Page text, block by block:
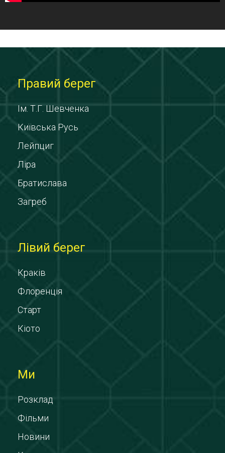
Правий берег
Ім. Т.Г. Шевченка
Київська Русь
Лейпциг
Ліра
Братислава
Загреб
Лівий берег
Краків
Флоренція
Старт
Кіото
Ми
Розклад
Фільми
Новини